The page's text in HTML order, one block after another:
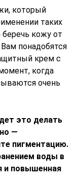
который
таких
кожу от
понадобятся
крем с
когда
очень
это делать
—
пигментацию.
воды в
и повышенная